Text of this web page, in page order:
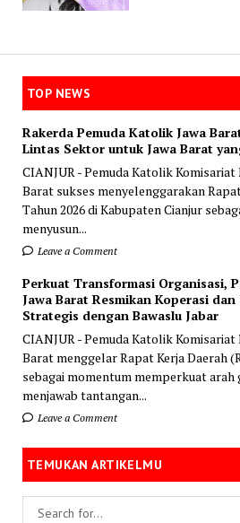
TOP NEWS
Rakerda Pemuda Katolik Jawa
Lintas Sektor untuk Jawa Barat
CIANJUR - Pemuda Katolik Komisariat
Barat sukses menyelenggarakan
Tahun 2026 di Kabupaten Cianjur
menyusun...
Leave a Comment
Perkuat Transformasi Organisasi,
Jawa Barat Resmikan Koperasi
Strategis dengan Bawaslu Jabar
CIANJUR - Pemuda Katolik Komisariat
Barat menggelar Rapat Kerja Daerah
sebagai momentum memperkuat arah
menjawab tantangan...
Leave a Comment
TEMUKAN ARTIKELMU